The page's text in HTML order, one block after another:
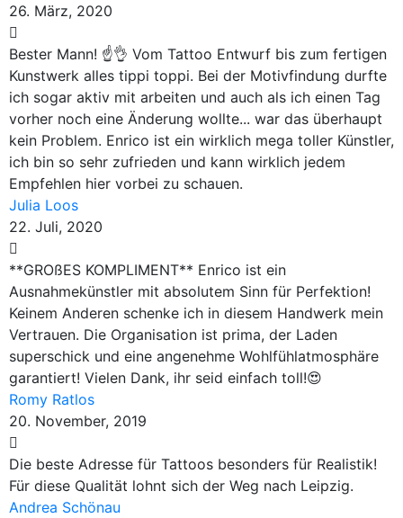
26. März, 2020
Bester Mann! ☝️👌 Vom Tattoo Entwurf bis zum fertigen
Kunstwerk alles tippi toppi. Bei der Motivfindung durfte
ich sogar aktiv mit arbeiten und auch als ich einen Tag
vorher noch eine Änderung wollte... war das überhaupt
kein Problem. Enrico ist ein wirklich mega toller Künstler,
ich bin so sehr zufrieden und kann wirklich jedem
Empfehlen hier vorbei zu schauen.
Julia Loos
22. Juli, 2020
**GROßES KOMPLIMENT** Enrico ist ein
Ausnahmekünstler mit absolutem Sinn für Perfektion!
Keinem Anderen schenke ich in diesem Handwerk mein
Vertrauen. Die Organisation ist prima, der Laden
superschick und eine angenehme Wohlfühlatmosphäre
garantiert! Vielen Dank, ihr seid einfach toll!😍
Romy Ratlos
20. November, 2019
Die beste Adresse für Tattoos besonders für Realistik!
Für diese Qualität lohnt sich der Weg nach Leipzig.
Andrea Schönau